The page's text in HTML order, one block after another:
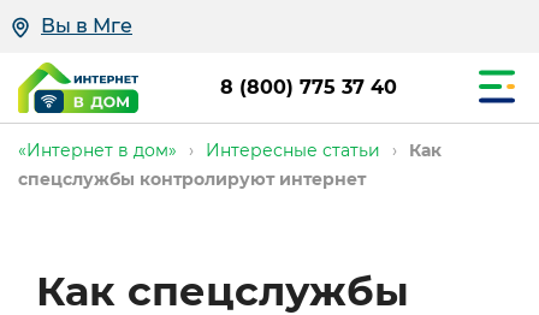
Вы в Мге
8 (800) 775 37 40
«Интернет в дом» › Интересные статьи ›
Как
спецслужбы контролируют интернет
Как спецслужбы